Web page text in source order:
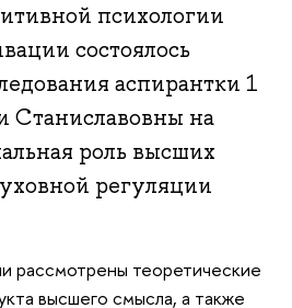
психологии
состоялось
аспирантки 1
Станиславовны на
роль высших
регуляции
рассмотрены теоретические
высшего смысла, а также